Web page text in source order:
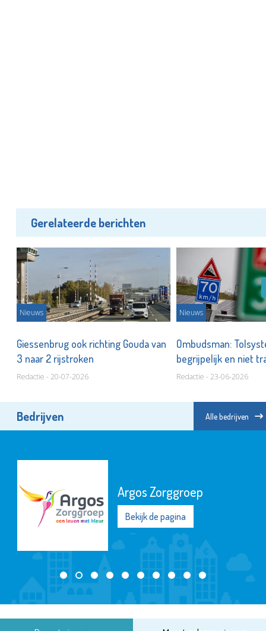
Gerelateerde berichten
Nieuws
Giessenbrug ook richting Gouda van
3 naar 2 rijstroken
Redactie - 20-07-2026
Nieuws
Ombudsman:
begrijpelijk en niet
Redactie - 23-06-2026
Bedrijven Alle bedrijven
Argos Zorggroep
Bekijk de pagina